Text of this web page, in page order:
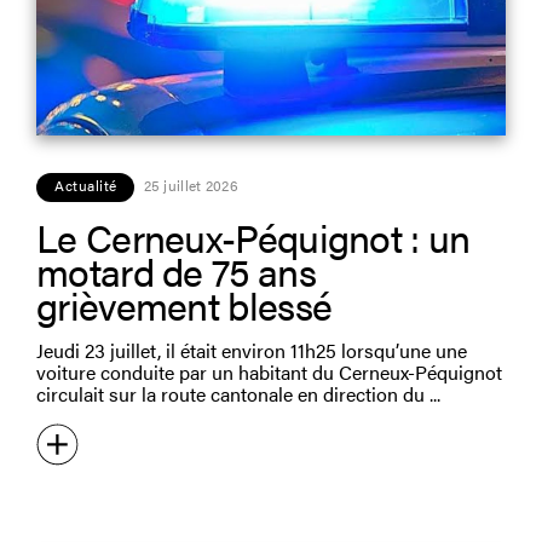
Actualité 25 juillet 2026
Le Cerneux-Péquignot : un
motard de 75 ans
grièvement blessé
Jeudi 23 juillet, il était environ 11h25 lorsqu’une une
voiture conduite par un habitant du Cerneux-Péquignot
circulait sur la route cantonale en direction du